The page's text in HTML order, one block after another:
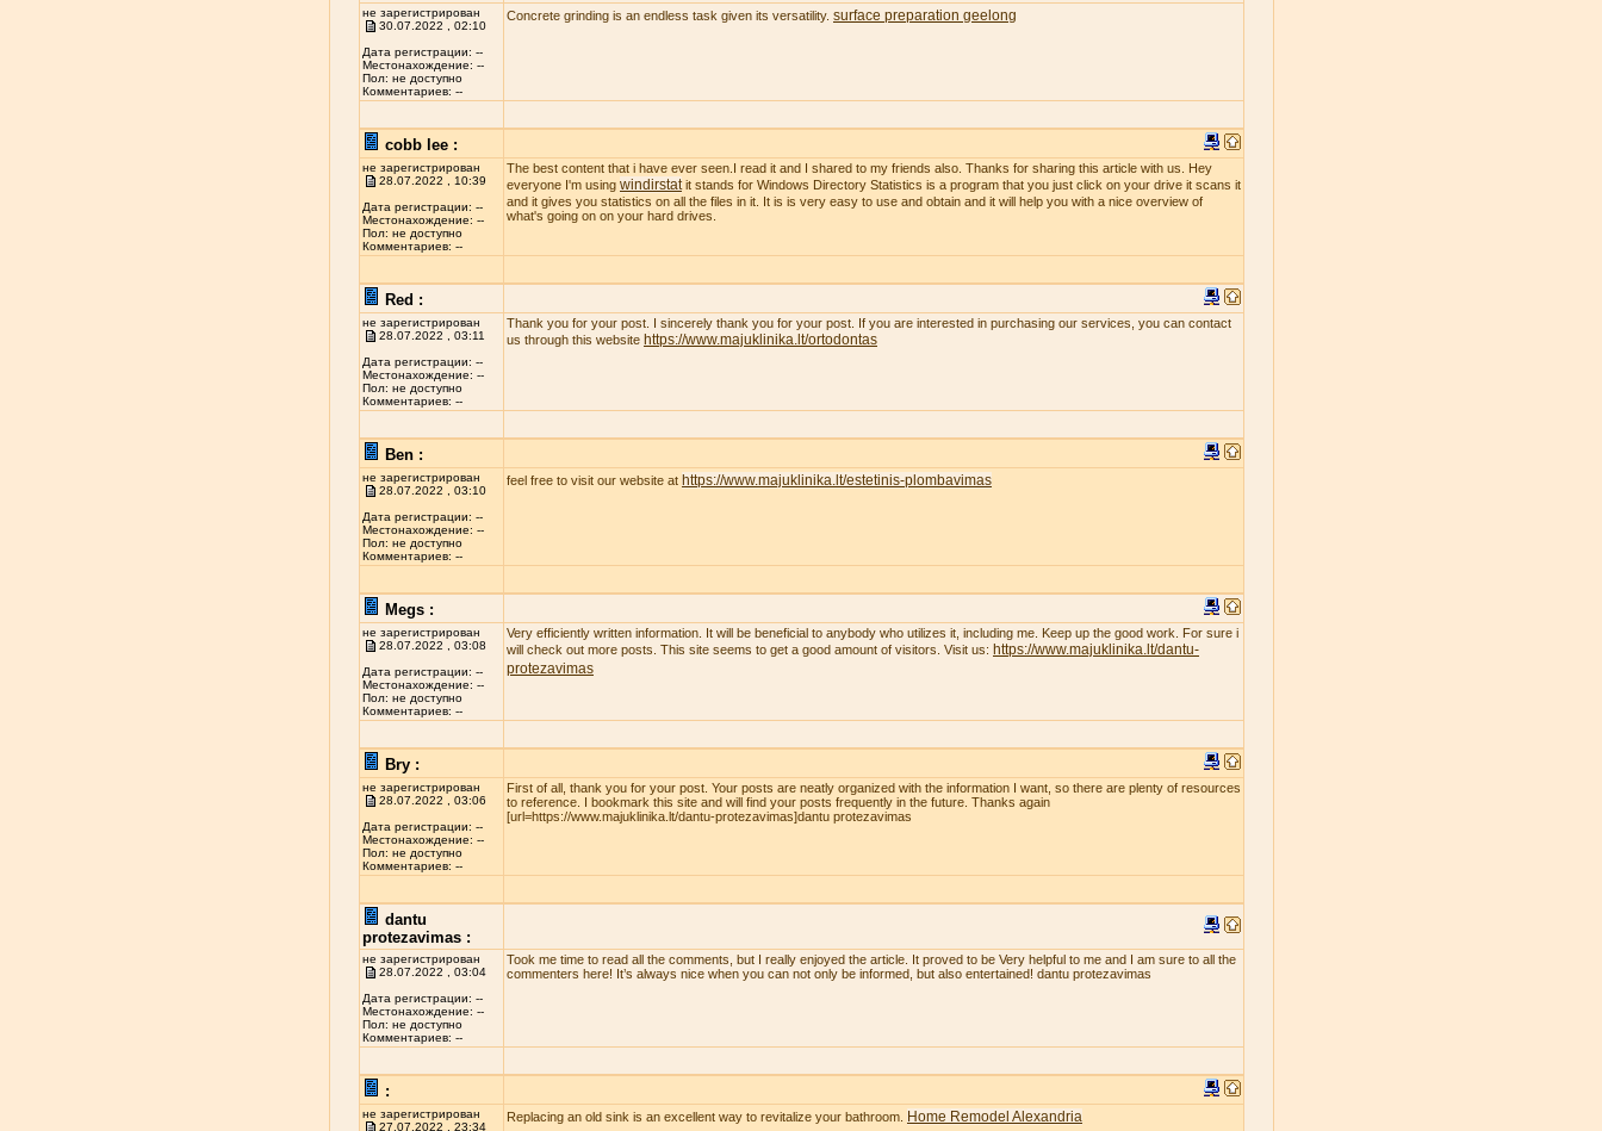
не зарегистрирован
30.07.2022 , 02:10
Дата регистрации: --
Местонахождение: --
Пол: не доступно
Комментариев: --
Concrete grinding is an endless task given its versatility. surface preparation geelong
cobb lee :
не зарегистрирован
28.07.2022 , 10:39
Дата регистрации: --
Местонахождение: --
Пол: не доступно
Комментариев: --
The best content that i have ever seen.I read it and I shared to my friends also. Thanks for sharing this article with us. Hey
everyone I'm using windirstat it stands for Windows Directory Statistics is a program that you just click on your drive it scans it
and it gives you statistics on all the files in it. It is is very easy to use and obtain and it will help you with a nice overview of
what's going on on your hard drives.
Red :
не зарегистрирован
28.07.2022 , 03:11
Дата регистрации: --
Местонахождение: --
Пол: не доступно
Комментариев: --
Thank you for your post. I sincerely thank you for your post. If you are interested in purchasing our services, you can contact
us through this website https://www.majuklinika.lt/ortodontas
Ben :
не зарегистрирован
28.07.2022 , 03:10
Дата регистрации: --
Местонахождение: --
Пол: не доступно
Комментариев: --
feel free to visit our website at https://www.majuklinika.lt/estetinis-plombavimas
Megs :
не зарегистрирован
28.07.2022 , 03:08
Дата регистрации: --
Местонахождение: --
Пол: не доступно
Комментариев: --
Very efficiently written information. It will be beneficial to anybody who utilizes it, including me. Keep up the good work. For sure i
will check out more posts. This site seems to get a good amount of visitors. Visit us: https://www.majuklinika.lt/dantu-
protezavimas
Bry :
не зарегистрирован
28.07.2022 , 03:06
Дата регистрации: --
Местонахождение: --
Пол: не доступно
Комментариев: --
First of all, thank you for your post. Your posts are neatly organized with the information I want, so there are plenty of resources
to reference. I bookmark this site and will find your posts frequently in the future. Thanks again
[url=https://www.majuklinika.lt/dantu-protezavimas]dantu protezavimas
dantu
protezavimas :
не зарегистрирован
28.07.2022 , 03:04
Дата регистрации: --
Местонахождение: --
Пол: не доступно
Комментариев: --
Took me time to read all the comments, but I really enjoyed the article. It proved to be Very helpful to me and I am sure to all the
commenters here! It’s always nice when you can not only be informed, but also entertained! dantu protezavimas
:
не зарегистрирован
27.07.2022 , 23:34
Replacing an old sink is an excellent way to revitalize your bathroom. Home Remodel Alexandria